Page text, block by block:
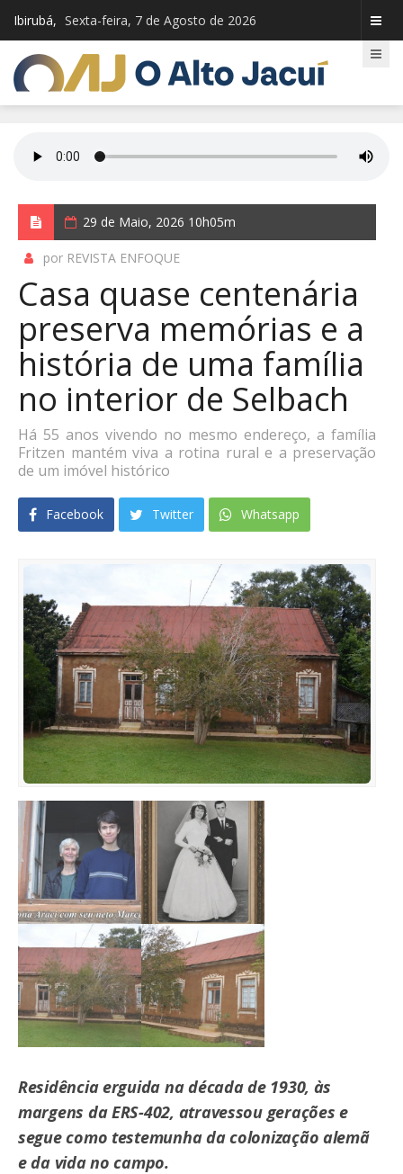
Ibirubá, Sexta-feira, 7 de Agosto de 2026
29 de Maio, 2026 10h05m
por REVISTA ENFOQUE
Casa quase centenária
preserva memórias e a
história de uma família
no interior de Selbach
Há 55 anos vivendo no mesmo endereço, a família
Fritzen mantém viva a rotina rural e a preservação
de um imóvel histórico
Facebook Twitter Whatsapp
Residência erguida na década de 1930, às
margens da ERS-402, atravessou gerações e
segue como testemunha da colonização alemã
e da vida no campo.